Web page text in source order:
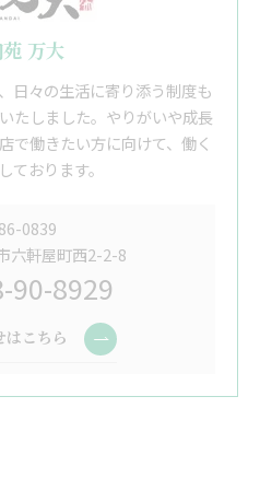
万大
日々の生活に寄り添う制度も
たしました。やりがいや成長
で働きたい方に向けて、働く
ております。
0839
六軒屋町西2-2-8
90-8929
はこちら